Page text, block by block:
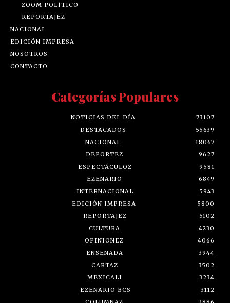
ZOOM POLÍTICO
REPORTAJEZ
NACIONAL
EDICIÓN IMPRESA
NOSOTROS
CONTACTO
Categorías Populares
NOTICIAS DEL DÍA
73107
DESTACADOS
55639
NACIONAL
18067
DEPORTEZ
9627
ESPECTÁCULOZ
9581
EZENARIO
6849
INTERNACIONAL
5943
EDICIÓN IMPRESA
5800
REPORTAJEZ
5102
CULTURA
4230
OPINIONEZ
4066
ENSENADA
3944
CARTAZ
3502
MEXICALI
3234
EZENARIO BCS
3112